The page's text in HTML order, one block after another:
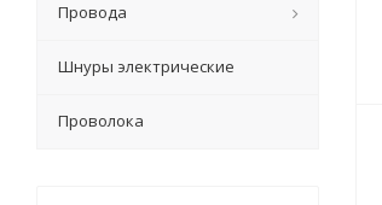
Провода
Шнуры электрические
Проволока